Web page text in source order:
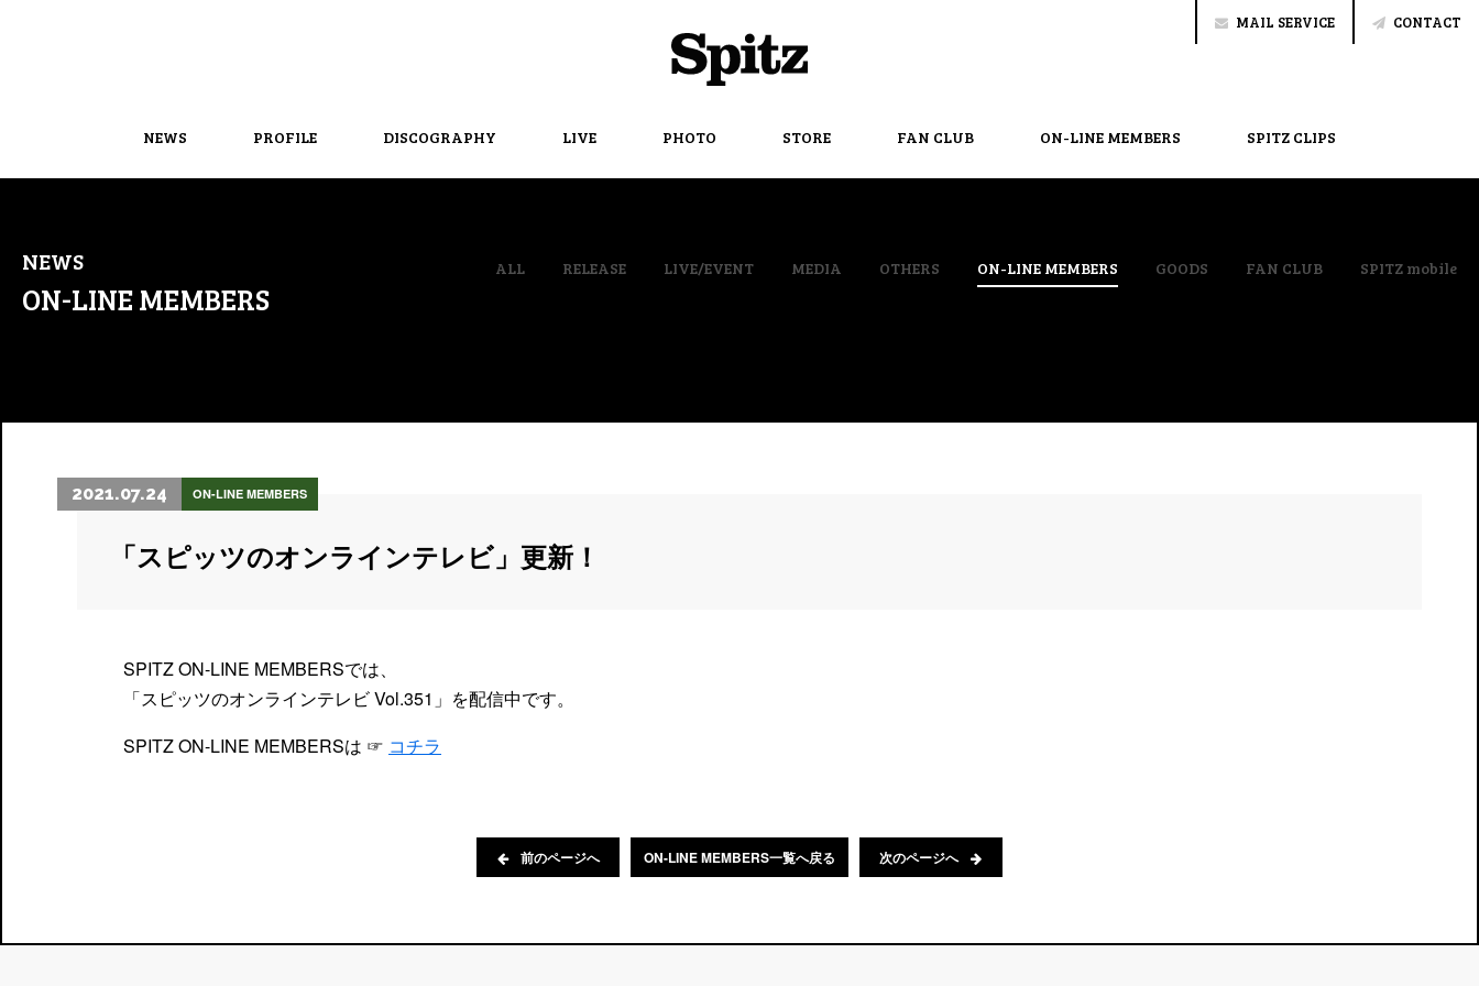
NEWS PROFILE DISCOGRAPHY LIVE PHOTO STORE FAN CLUB ON-LINE MEMBERS SPITZ CLIPS
MAIL SERVICE CONTACT
NEWS
ON-LINE MEMBERS
ALL RELEASE LIVE/EVENT MEDIA OTHERS ON-LINE MEMBERS GOODS FAN CLUB SPITZ mobile
2021.07.24 ON-LINE MEMBERS
「スピッツのオンラインテレビ」更新！
SPITZ ON-LINE MEMBERSでは、
「スピッツのオンラインテレビ Vol.351」を配信中です。
SPITZ ON-LINE MEMBERSは ☞ コチラ
前のページへ ON-LINE MEMBERS一覧へ戻る 次のページへ